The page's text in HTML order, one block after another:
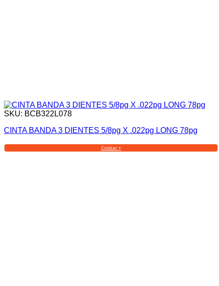
SKU: BCB322L078
CINTA BANDA 3 DIENTES 5/8pg X .022pg LONG 78pg
Cotizar +